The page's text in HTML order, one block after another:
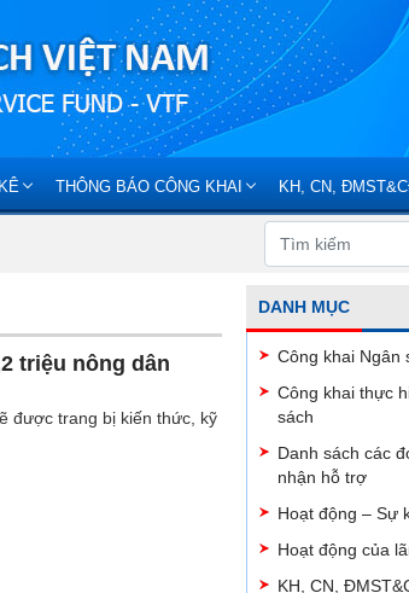
THÔNG BÁO CÔNG KHAI KH, CN,
triệu nông dân
được trang bị kiến thức, kỹ
DANH MỤC
Công khai Ngân
Công khai thực
sách
Danh sách các
nhận hỗ trợ
Hoạt động – Sự
Hoạt động của
KH, CN,